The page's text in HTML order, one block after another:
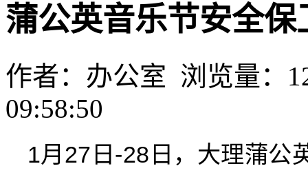
蒲公英音乐节安全保
作者：办公室 浏览量：
09:58:50
1月27日-28日，大理蒲公